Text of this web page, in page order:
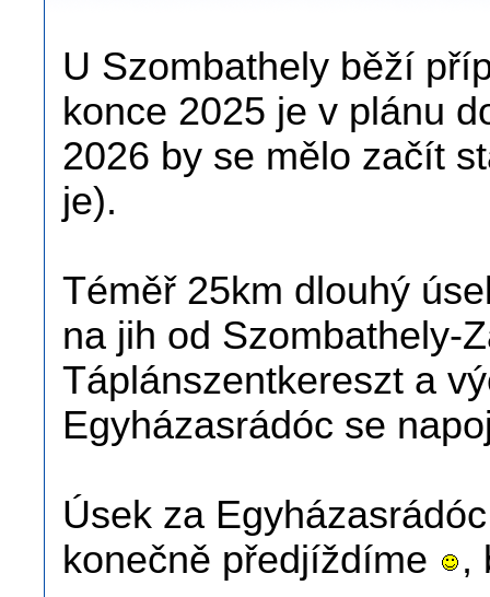
U Szombathely běží
konce 2025 je v plánu
2026 by se mělo začít
je).
Téměř 25km dlouhý
na jih od Szombathely-
Táplánszentkereszt a
Egyházasrádóc se
Úsek za
konečně předjíždíme
,